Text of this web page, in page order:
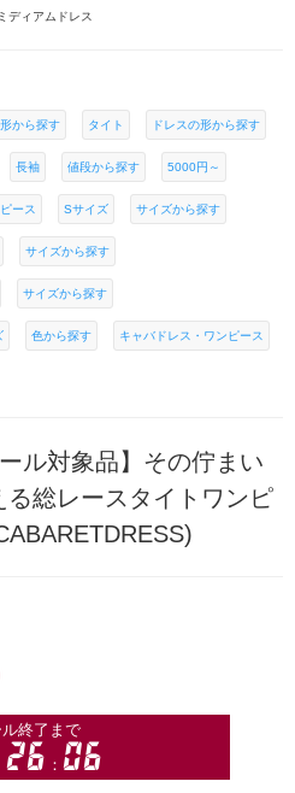
ミディアムドレス
から探す タイト ドレスの形から探す
長袖 値段から探す 5000円～
ース Sサイズ サイズから探す
サイズから探す
サイズから探す
色から探す キャバドレス・ワンピース
ル対象品】その佇まい
総レースタイトワンピ